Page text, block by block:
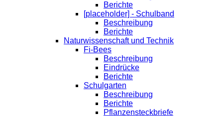
Berichte
[placeholder] - Schulband
Beschreibung
Berichte
Naturwissenschaft und Technik
Fi-Bees
Beschreibung
Eindrücke
Berichte
Schulgarten
Beschreibung
Berichte
Pflanzensteckbriefe